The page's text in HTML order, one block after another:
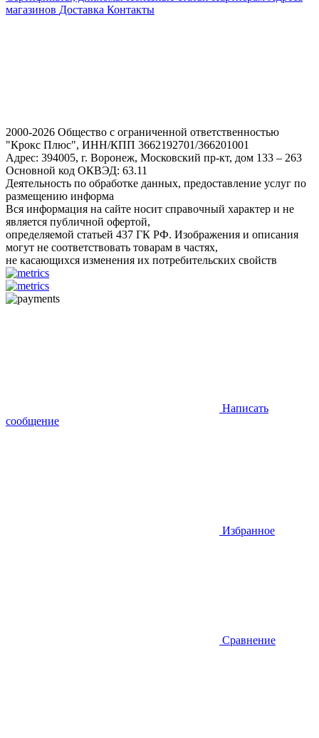
магазинов Доставка Контакты
2000-2026 Общество с ограниченной ответственностью
"Крокс Плюс", ИНН/КПП 3662192701/366201001
Адрес: 394005, г. Воронеж, Московский пр-кт, дом 133 – 263
Основной код ОКВЭД: 63.11
Деятельность по обработке данных, предоставление услуг по
размещению информа
Вся информация на сайте носит справочный характер и не
является публичной офертой,
определяемой статьей 437 ГК РФ. Изображения и описания
могут не соответствовать товарам в частях,
не касающихся изменения их потребительских свойств
Написать
сообщение
Избранное
Сравнение